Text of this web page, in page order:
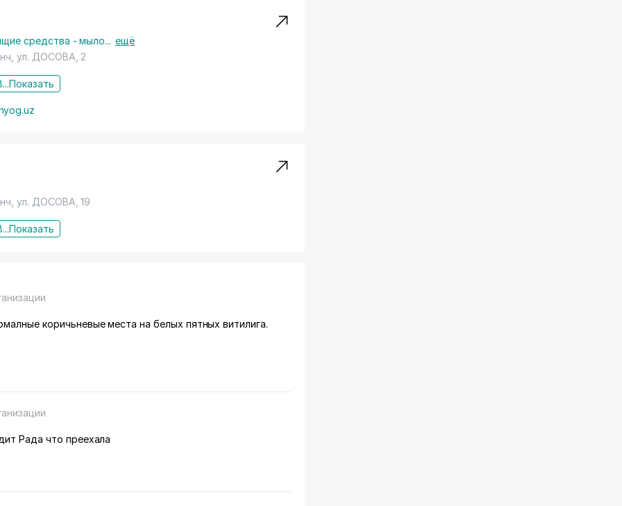
средства - мыло... ещё
ул. ДОСОВА , 2
Показать
ул. ДОСОВА , 19
Показать
нормалные коричьневые места на белых пятных витилига.
Рада что преехала